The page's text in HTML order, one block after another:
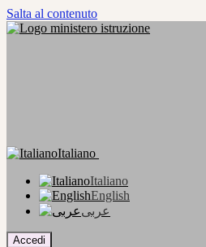
Salta al contenuto
Italiano
Italiano
English
عربى
Accedi